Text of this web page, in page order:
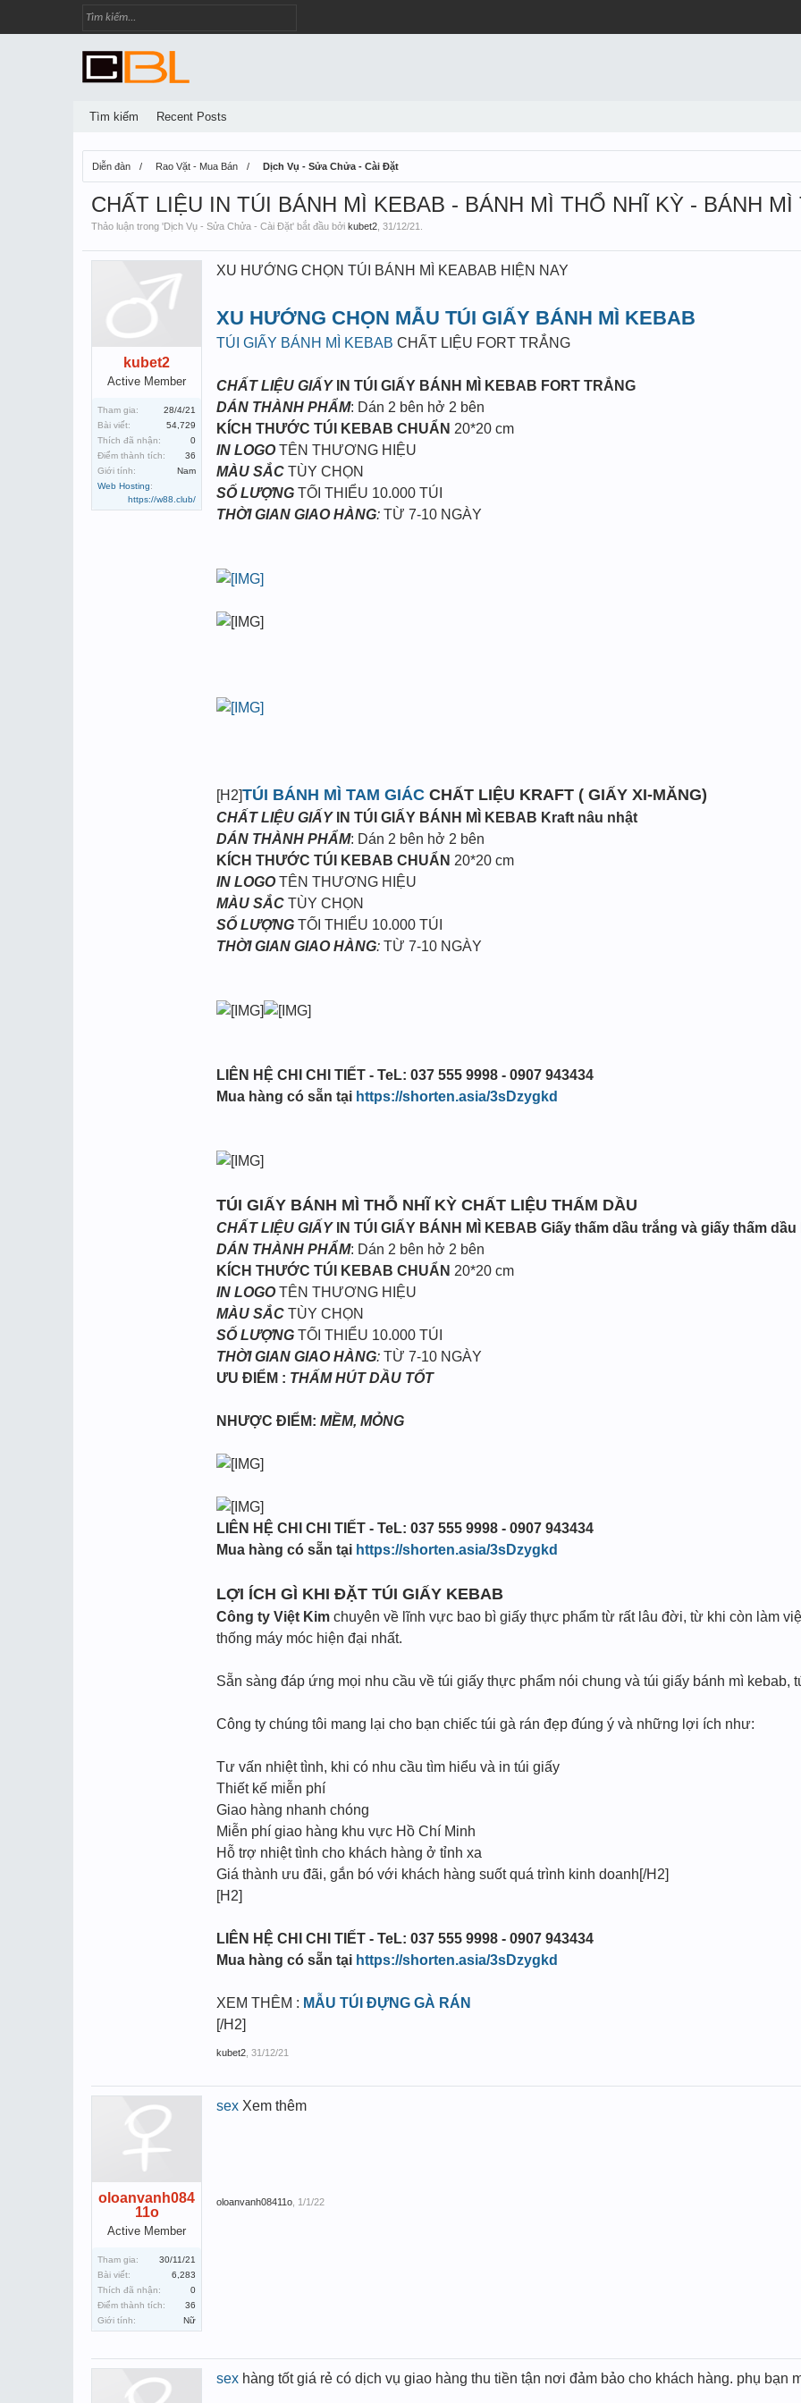
Diễn đàn Rao Vặt - Mua Bán Dịch Vụ - Sửa Chửa - Cài Đặt
CHẤT LIỆU IN TÚI BÁNH MÌ KEBAB - BÁNH MÌ THỔ NHĨ KỲ - BÁNH MÌ
Thảo luận trong 'Dịch Vụ - Sửa Chửa - Cài Đặt' bắt đầu bởi kubet2 31/12/21
kubet2
Active Member
Tham gia:
28/4/21
Bài viết:
54,729
Thích đã nhận:
0
Điểm thành tích:
36
Giới tính:
Nam
Web Hosting:
https://w88.club/
XU HƯỚNG CHỌN TÚI BÁNH MÌ KEABAB HIỆN NAY
XU HƯỚNG CHỌN MẪU TÚI GIẤY BÁNH MÌ KEBAB
TÚI GIẤY BÁNH MÌ KEBAB CHẤT LIỆU FORT TRẮNG
CHẤT LIỆU GIẤYIN TÚI GIẤY BÁNH MÌ KEBAB FORT TRẮNG
DÁN THÀNH PHẨM: Dán 2 bên hở 2 bên
KÍCH THƯỚC TÚI KEBAB CHUẨN 20*20 cm
IN LOGOTÊN THƯƠNG HIỆU
MÀU SẮC TÙY CHỌN
SỐ LƯỢNG TỐI THIỂU 10.000 TÚI
THỜI GIAN GIAO HÀNG: TỪ 7-10 NGÀY
[H2]TÚI BÁNH MÌ TAM GIÁC CHẤT LIỆU KRAFT ( GIẤY XI-MĂNG)
CHẤT LIỆU GIẤYIN TÚI GIẤY BÁNH MÌ KEBAB Kraft nâu nhật
DÁN THÀNH PHẨM: Dán 2 bên hở 2 bên
KÍCH THƯỚC TÚI KEBAB CHUẨN 20*20 cm
IN LOGOTÊN THƯƠNG HIỆU
MÀU SẮC TÙY CHỌN
SỐ LƯỢNG TỐI THIỂU 10.000 TÚI
THỜI GIAN GIAO HÀNG: TỪ 7-10 NGÀY
LIÊN HỆ CHI CHI TIẾT - TeL: 037 555 9998 - 0907 943434
Mua hàng có sẵn tại https://shorten.asia/3sDzygkd
TÚI GIẤY BÁNH MÌ THỖ NHĨ KỲ CHẤT LIỆU THẤM DẦU
CHẤT LIỆU GIẤYIN TÚI GIẤY BÁNH MÌ KEBAB Giấy thấm dầu trắng và giấy thấm dầu
DÁN THÀNH PHẨM: Dán 2 bên hở 2 bên
KÍCH THƯỚC TÚI KEBAB CHUẨN 20*20 cm
IN LOGOTÊN THƯƠNG HIỆU
MÀU SẮC TÙY CHỌN
SỐ LƯỢNG TỐI THIỂU 10.000 TÚI
THỜI GIAN GIAO HÀNG: TỪ 7-10 NGÀY
ƯU ĐIỂM : THẤM HÚT DẦU TỐT
NHƯỢC ĐIỂM: MỀM, MỎNG
LIÊN HỆ CHI CHI TIẾT - TeL: 037 555 9998 - 0907 943434
Mua hàng có sẵn tại https://shorten.asia/3sDzygkd
LỢI ÍCH GÌ KHI ĐẶT TÚI GIẤY KEBAB
Công ty Việt Kim chuyên về lĩnh vực bao bì giấy thực phẩm từ rất lâu đời, từ khi còn làm
thống máy móc hiện đại nhất.
Sẵn sàng đáp ứng mọi nhu cầu về túi giấy thực phẩm nói chung và túi giấy bánh mì kebab,
Công ty chúng tôi mang lại cho bạn chiếc túi gà rán đẹp đúng ý và những lợi ích như:
Tư vấn nhiệt tình, khi có nhu cầu tìm hiểu và in túi giấy
Thiết kế miễn phí
Giao hàng nhanh chóng
Miễn phí giao hàng khu vực Hồ Chí Minh
Hỗ trợ nhiệt tình cho khách hàng ở tỉnh xa
Giá thành ưu đãi, gắn bó với khách hàng suốt quá trình kinh doanh[/H2]
[H2]
LIÊN HỆ CHI CHI TIẾT - TeL: 037 555 9998 - 0907 943434
Mua hàng có sẵn tại https://shorten.asia/3sDzygkd
XEM THÊM : MẪU TÚI ĐỰNG GÀ RÁN
[/H2]
kubet2 31/12/21
oloanvanh084
11o
Active Member
Tham gia:
30/11/21
Bài viết:
6,283
Thích đã nhận:
0
Điểm thành tích:
36
Giới tính:
Nữ
sex Xem thêm
oloanvanh08411o 1/1/22
sex hàng tốt giá rẻ có dịch vụ giao hàng thu tiền tận nơi đảm bảo cho khách hàng. phụ bạn
Tìm kiếm Recent Posts